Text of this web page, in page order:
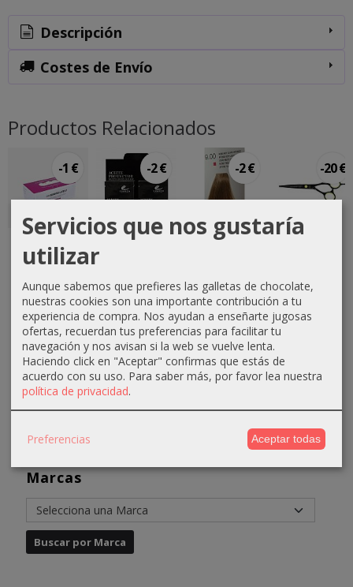
Marcas
Descripción
Costes de Envío
Productos Relacionados
-1 €
Guantes
nitrilo S
3,50 €
4,50 €
-2 €
Estuche 24
protector...
12,95 €
14,95 €
-2 €
Tinte
Rubio Muy
Claro...
4,31 €
6,61 €
-20 €
51,40 €
71,40 €
Servicios que nos gustaría
utilizar
Aunque sabemos que prefieres las galletas de chocolate,
nuestras cookies son una importante contribución a tu
experiencia de compra. Nos ayudan a enseñarte jugosas
ofertas, recuerdan tus preferencias para facilitar tu
navegación y nos avisan si la web se vuelve lenta.
Haciendo click en "Aceptar" confirmas que estás de
acuerdo con su uso. Para saber más, por favor lea nuestra
política de privacidad.
Preferencias Aceptar todas